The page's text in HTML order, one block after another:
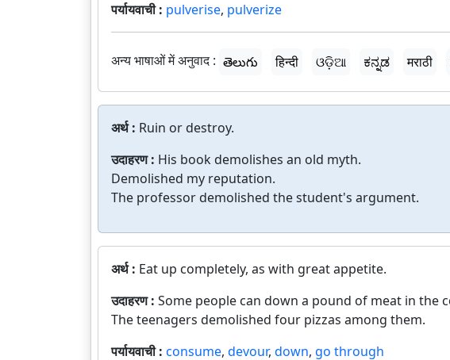
पर्यायवाची : pulverise, pulverize
अन्य भाषाओं में अनुवाद : తెలుగు हिन्दी ଓଡ଼ିଆ ಕನ್ನಡ मराठी
अर्थ : Ruin or destroy.
उदाहरण : His book demolishes an old myth.
Demolished my reputation.
The professor demolished the student's argument.
अर्थ : Eat up completely, as with great appetite.
उदाहरण : Some people can down a pound of meat in the
The teenagers demolished four pizzas among them.
पर्यायवाची : consume, devour, down, go through